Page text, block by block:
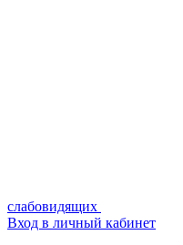
слабовидящих
Вход в личный кабинет